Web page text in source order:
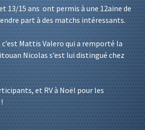
13/15 ans ont permis à une 12aine de
part à des matchs intéressants.
Mattis Valero qui a remporté la
Nicolas s’est lui distingué chez
et RV à Noël pour les